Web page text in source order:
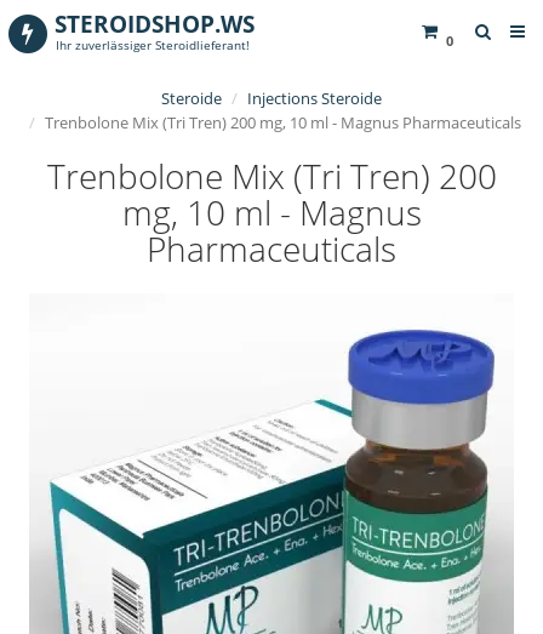
0
STEROIDSHOP.WS
Ihr zuverlässiger Steroidlieferant!
Steroide
Injections Steroide
Trenbolone Mix (Tri Tren) 200 mg, 10 ml - Magnus Pharmaceuticals
Trenbolone Mix (Tri Tren) 200
mg, 10 ml - Magnus
Pharmaceuticals